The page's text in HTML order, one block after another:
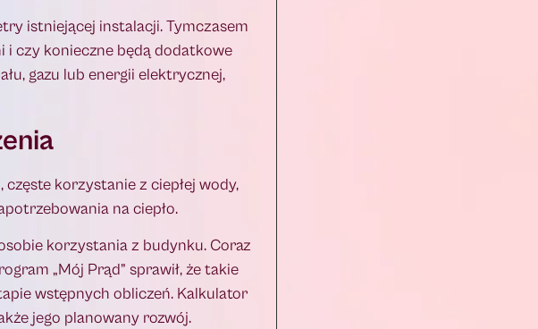
istniejącej instalacji. Tymczasem
i czy konieczne będą dodatkowe
gazu lub energii elektrycznej,
korzystanie z ciepłej wody,
na ciepło.
korzystania z budynku. Coraz
„Mój Prąd” sprawił, że takie
wstępnych obliczeń. Kalkulator
jego planowany rozwój.